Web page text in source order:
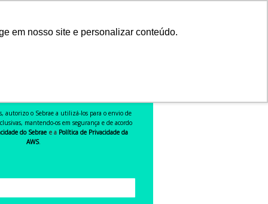
em nosso site e personalizar conteúdo.
autorizo o Sebrae a utilizá-los para o envio de
mantendo-os em segurança e de acordo
do Sebrae e a Política de Privacidade da
AWS.